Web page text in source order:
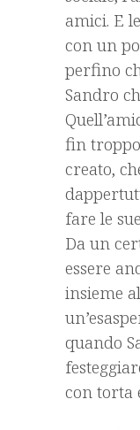
amici. E
con un
perfino
Sandro
fin
creato,
fare le
Da un
essere
insieme
quando
con torta